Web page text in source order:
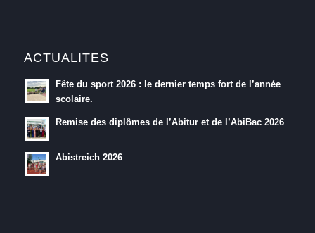
ACTUALITES
Fête du sport 2026 : le dernier temps fort de l’année
scolaire.
Remise des diplômes de l’Abitur et de l’AbiBac 2026
Abistreich 2026